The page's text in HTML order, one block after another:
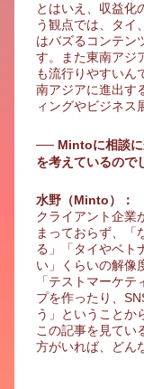
とはいえ、収益化
う観点では、タイ
はバズるコンテン
す。また東南アジ
も流行りやすいん
南アジアに進出す
ィングやビジネス
── Mintoに相談に
を考えているので
水野（Minto）：
クライアント企業
まっておらず、「
る」「タイやベト
い」くらいの解像
「テストマーケ
プを作ったり、
う」ということか
この記事を見てい
方がいれば、どん